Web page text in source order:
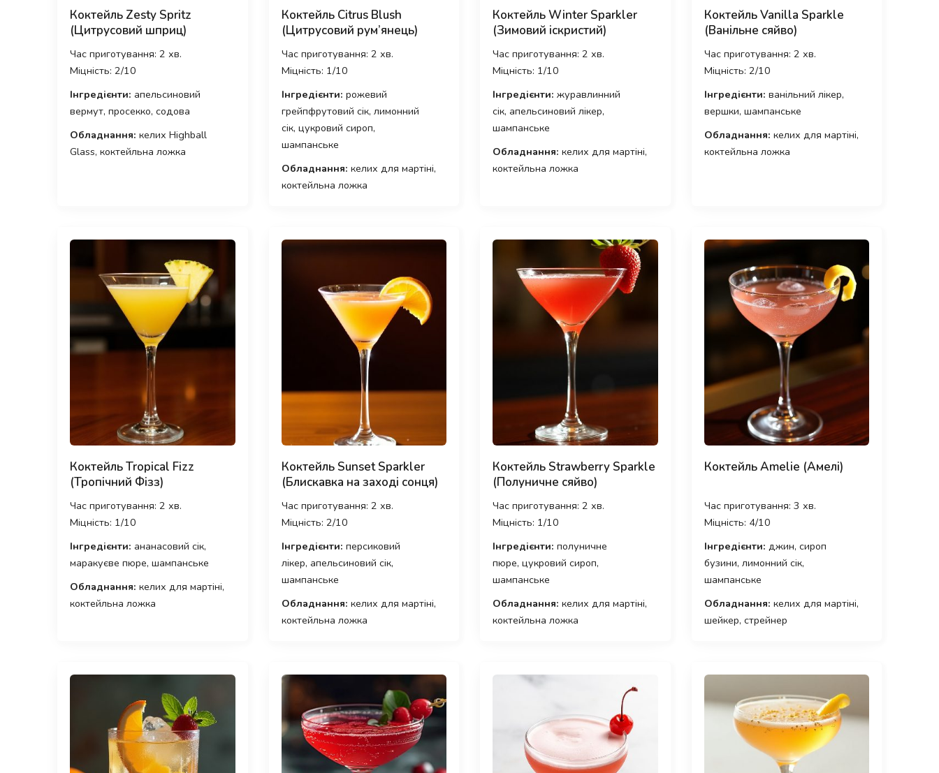
Коктейль Zesty Spritz
(Цитрусовий шприц)
Час приготування: 2 хв.
Міцність: 2/10
Інгредієнти: апельсиновий
вермут, просекко, содова
Обладнання: келих Highball
Glass, коктейльна ложка
Коктейль Citrus Blush
(Цитрусовий рум’янець)
Час приготування: 2 хв.
Міцність: 1/10
Інгредієнти: рожевий
грейпфрутовий сік, лимонний
сік, цукровий сироп,
шампанське
Обладнання: келих для мартіні,
коктейльна ложка
Коктейль Winter Sparkler
(Зимовий іскристий)
Час приготування: 2 хв.
Міцність: 1/10
Інгредієнти: журавлинний
сік, апельсиновий лікер,
шампанське
Обладнання: келих для мартіні,
коктейльна ложка
Коктейль Vanilla Sparkle
(Ванільне сяйво)
Час приготування: 2 хв.
Міцність: 2/10
Інгредієнти: ванільний лікер,
вершки, шампанське
Обладнання: келих для мартіні,
коктейльна ложка
Коктейль Tropical Fizz
(Тропічний Фізз)
Час приготування: 2 хв.
Міцність: 1/10
Інгредієнти: ананасовий сік,
маракуєве пюре, шампанське
Обладнання: келих для мартіні,
коктейльна ложка
Коктейль Sunset Sparkler
(Блискавка на заході сонця)
Час приготування: 2 хв.
Міцність: 2/10
Інгредієнти: персиковий
лікер, апельсиновий сік,
шампанське
Обладнання: келих для мартіні,
коктейльна ложка
Коктейль Strawberry Sparkle
(Полуничне сяйво)
Час приготування: 2 хв.
Міцність: 1/10
Інгредієнти: полуничне
пюре, цукровий сироп,
шампанське
Обладнання: келих для мартіні,
коктейльна ложка
Коктейль Amelie (Амелі)
Час приготування: 3 хв.
Міцність: 4/10
Інгредієнти: джин, сироп
бузини, лимонний сік,
шампанське
Обладнання: келих для мартіні,
шейкер, стрейнер